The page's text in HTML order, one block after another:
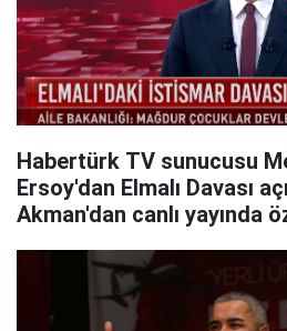
Habertürk TV sunucusu
Ersoy'dan Elmalı Davası